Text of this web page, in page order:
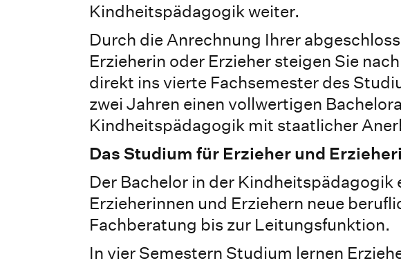
Kindheitspädagogik weiter.
Durch die Anrechnung Ihrer
Erzieherin oder Erzieher steigen Sie
direkt ins vierte Fachsemester des
zwei Jahren einen vollwertigen
Kindheitspädagogik mit staatlicher
Das Studium für Erzieher und
Der Bachelor in der Kindheitspädagogik
Erzieherinnen und Erziehern neue
Fachberatung bis zur Leitungsfunktion.
In vier Semestern Studium lernen